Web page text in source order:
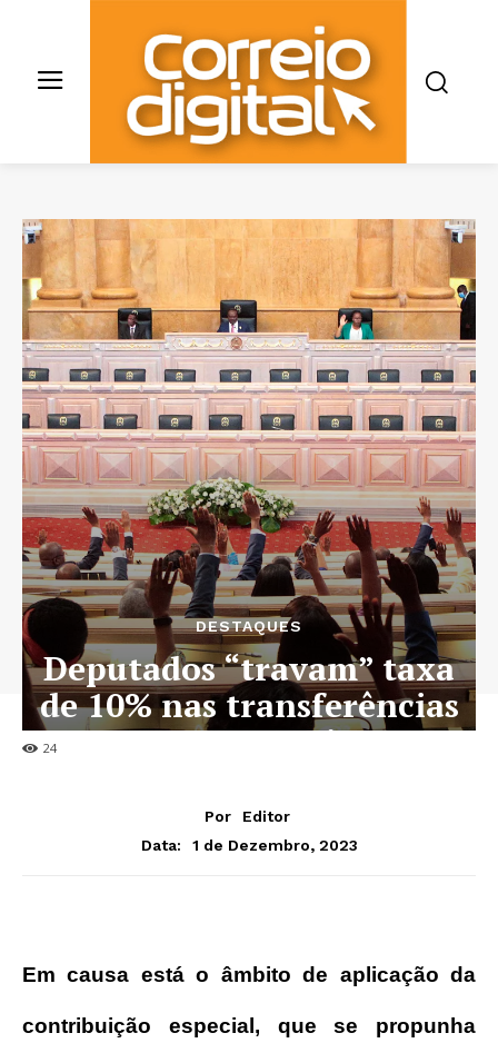
24
DESTAQUES
Deputados “travam” taxa
de 10% nas transferências
para o exterior
Por
Editor
Data:
1 de Dezembro, 2023
Em causa está o âmbito de aplicação da
contribuição especial, que se propunha